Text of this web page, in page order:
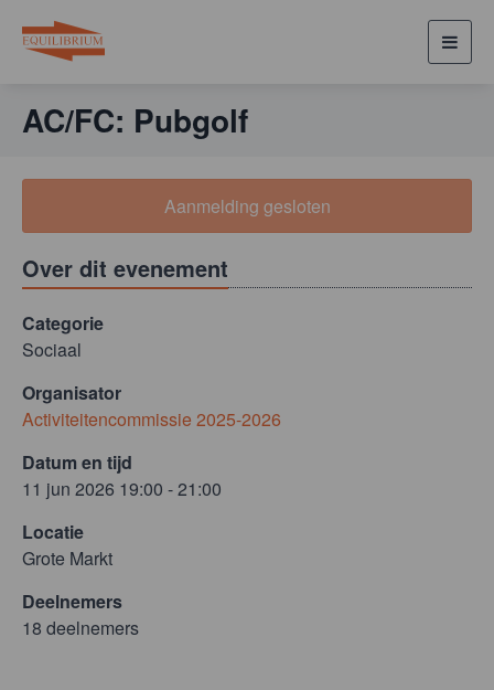
AC/FC: Pubgolf
Aanmelding gesloten
Over dit evenement
Categorie
Sociaal
Organisator
Activiteitencommissie 2025-2026
Datum en tijd
11 jun 2026 19:00 - 21:00
Locatie
Grote Markt
Deelnemers
18 deelnemers